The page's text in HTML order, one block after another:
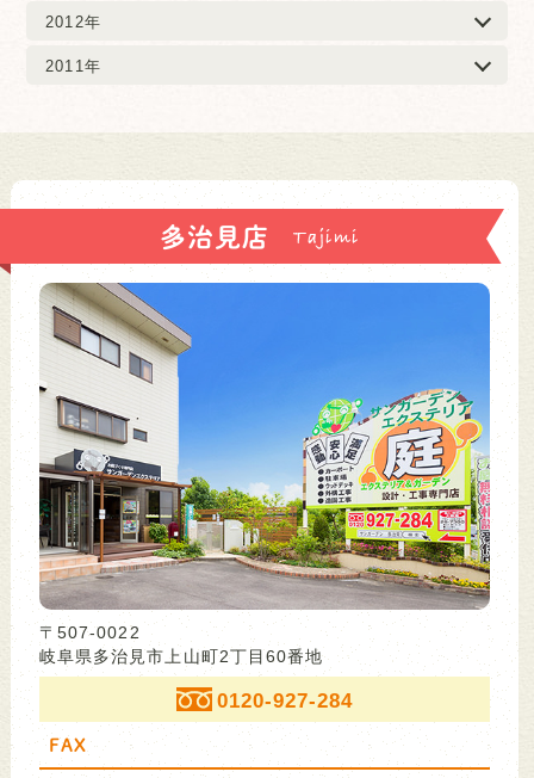
2012年
2011年
多治見店
〒507-0022
岐阜県多治見市上山町2丁目60番地
0120-927-284
FAX